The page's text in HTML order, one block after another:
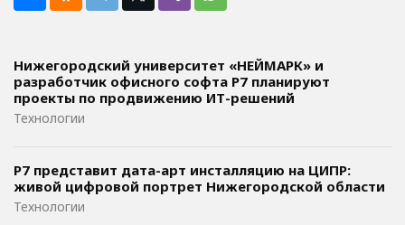
Нижегородский университет «НЕЙМАРК» и
разработчик офисного софта P7 планируют
проекты по продвижению ИТ-решений
Технологии
Р7 представит дата-арт инсталляцию на ЦИПР:
живой цифровой портрет Нижегородской области
Технологии